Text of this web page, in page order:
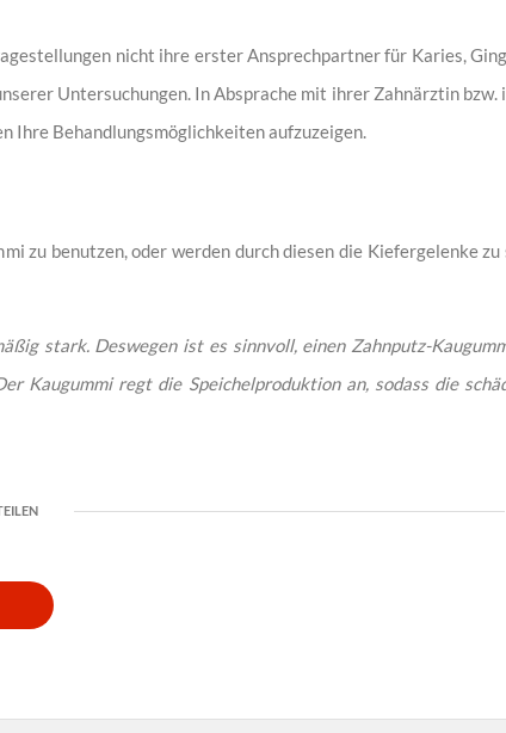
nicht ihre erster Ansprechpartner für Karies,
Untersuchungen. In Absprache mit ihrer Zahnärztin bzw.
Ihre Behandlungsmöglichkeiten aufzuzeigen.
zu benutzen, oder werden durch diesen die Kiefergelenke
stark. Deswegen ist es sinnvoll, einen Zahnputz-
Kaugummi regt die Speichelproduktion an, sodass die